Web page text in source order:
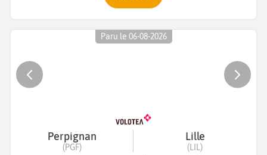
Paru le 06-08-2026
Perpignan
(PGF)
Lille
(LIL)